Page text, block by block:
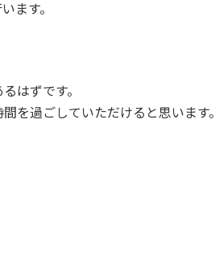
ます。
はずです。
を過ごしていただけると思います。